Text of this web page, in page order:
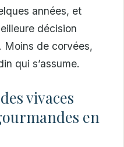
années, et
décision
Moins de corvées,
qui s’assume.
vivaces
en